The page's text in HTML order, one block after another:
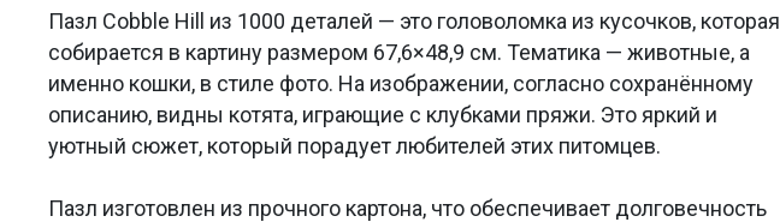
Пазл Cobble Hill из 1000 деталей — это головоломка из кусочков, которая
собирается в картину размером 67,6×48,9 см. Тематика — животные, а
именно кошки, в стиле фото. На изображении, согласно сохранённому
описанию, видны котята, играющие с клубками пряжи. Это яркий и
уютный сюжет, который порадует любителей этих питомцев.
Пазл изготовлен из прочного картона, что обеспечивает долговечность